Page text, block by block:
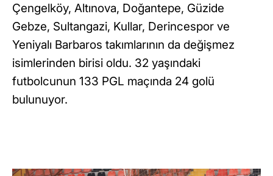
Çengelköy, Altınova, Doğantepe, Güzide
Gebze, Sultangazi, Kullar, Derincespor ve
Yeniyalı Barbaros takımlarının da değişmez
isimlerinden birisi oldu. 32 yaşındaki
futbolcunun 133 PGL maçında 24 golü
bulunuyor.